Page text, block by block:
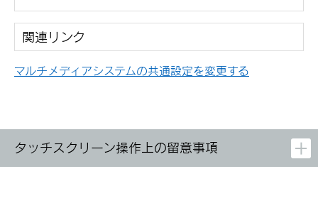
関連リンク
マルチメディアシステムの共通設定を変更する
タッチスクリーン操作上の留意事項